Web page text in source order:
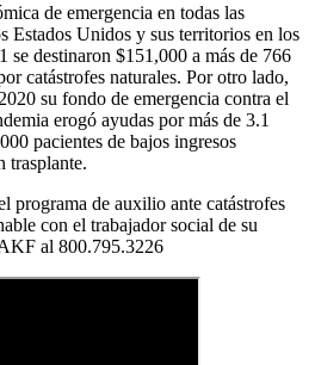
de emergencia en todas las
Estados Unidos y sus territorios en los
se destinaron $151,000 a más de 766
catástrofes naturales. Por otro lado,
su fondo de emergencia contra el
erogó ayudas por más de 3.1
pacientes de bajos ingresos
trasplante.
programa de auxilio ante catástrofes
con el trabajador social de su
al 800.795.3226